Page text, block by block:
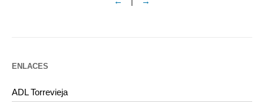
ENLACES
ADL Torrevieja